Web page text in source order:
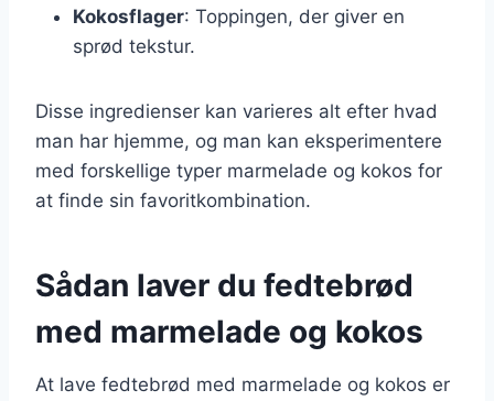
Kokosflager: Toppingen, der giver en
sprød tekstur.
Disse ingredienser kan varieres alt efter hvad
man har hjemme, og man kan eksperimentere
med forskellige typer marmelade og kokos for
at finde sin favoritkombination.
Sådan laver du fedtebrød
med marmelade og kokos
At lave fedtebrød med marmelade og kokos er